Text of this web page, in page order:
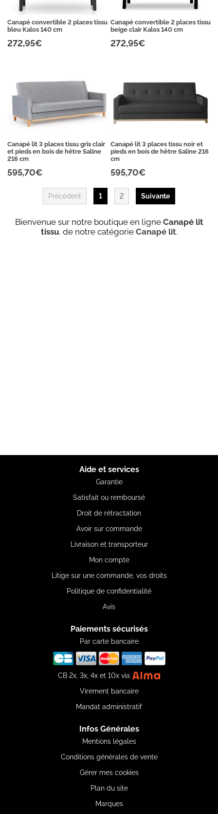
Canapé convertible 2 places tissu
bleu Kalos 140 cm
272,95€
Canapé convertible 2 places tissu
beige clair Kalos 140 cm
272,95€
Canapé lit 3 places tissu gris clair
et pieds en bois de hêtre Saline
216 cm
595,70€
Canapé lit 3 places tissu noir et
pieds en bois de hêtre Saline 216
cm
595,70€
Précédent 1 2 Suivante
Bienvenue sur notre boutique en ligne Canapé lit
tissu. de notre catégorie Canapé lit.
Aide et services
Garantie
Satisfait ou remboursé
Droit de rétractation
Avoir sur commande
Livraison et transporteur
Mon compte
Litige sur une commande, vos droits
Politique de confidentialité
Avis
Paiements sécurisés
Par carte bancaire
CB 2x, 3x, 4x et 10x via
Virement bancaire
Mandat administratif
Infos Générales
Mentions légales
Conditions générales de vente
Gérer mes cookies
Plan du site
Marques